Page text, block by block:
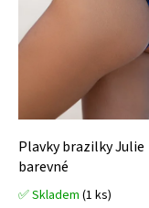
Plavky brazilky Julie
barevné
Průměrné
✅ Skladem (1 ks)